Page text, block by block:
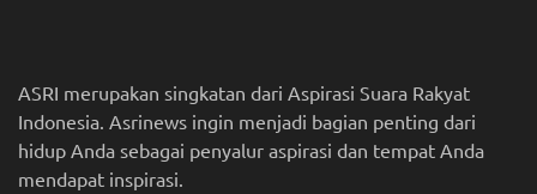
ASRI merupakan singkatan dari Aspirasi Suara Rakyat
Indonesia. Asrinews ingin menjadi bagian penting dari
hidup Anda sebagai penyalur aspirasi dan tempat Anda
mendapat inspirasi.